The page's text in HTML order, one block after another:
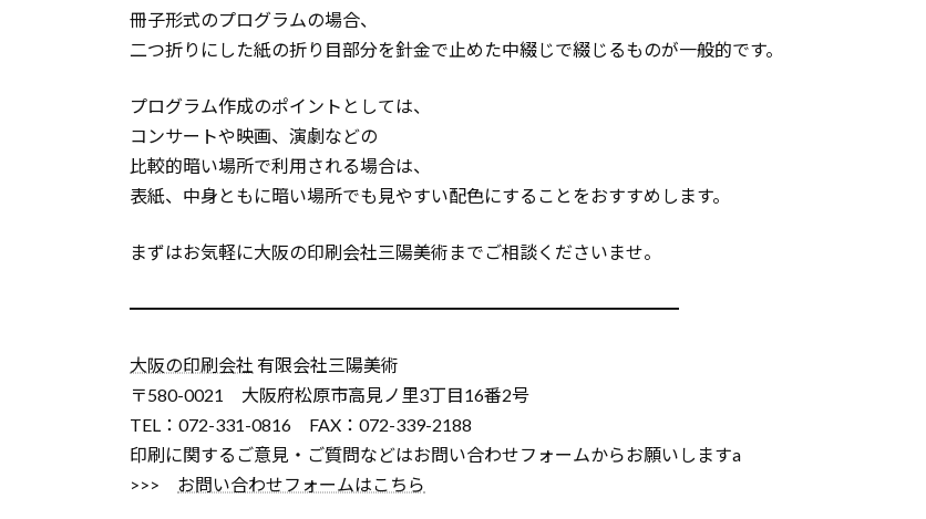
冊子形式のプログラムの場合、
二つ折りにした紙の折り目部分を針金で止めた中綴じで綴じるものが一般的です。
プログラム作成のポイントとしては、
コンサートや映画、演劇などの
比較的暗い場所で利用される場合は、
表紙、中身ともに暗い場所でも見やすい配色にすることをおすすめします。
まずはお気軽に大阪の印刷会社三陽美術までご相談くださいませ。
━━━━━━━━━━━━━━━━━━━━━━━━━━━━━━━
大阪の印刷会社 有限会社三陽美術
〒580-0021 大阪府松原市高見ノ里3丁目16番2号
TEL：072-331-0816 FAX：072-339-2188
印刷に関するご意見・ご質問などはお問い合わせフォームからお願いしますa
>>> お問い合わせフォームはこちら